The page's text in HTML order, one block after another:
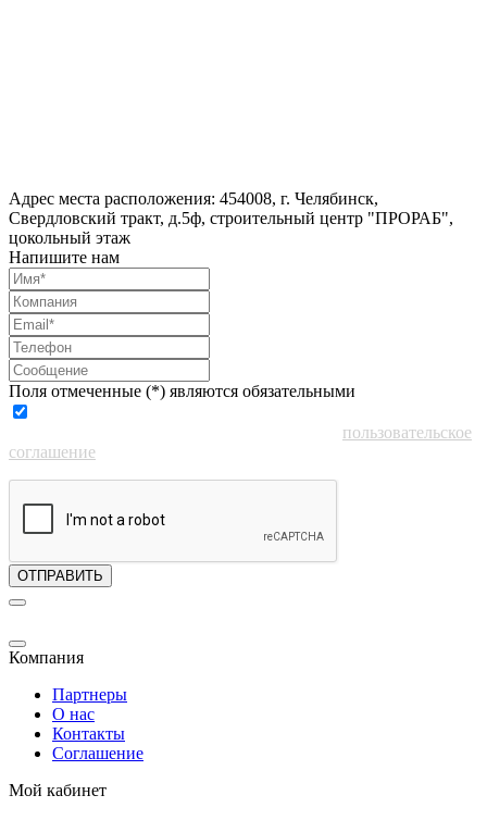
Адрес места расположения: 454008, г. Челябинск,
Свердловский тракт, д.5ф, строительный центр "ПРОРАБ",
цокольный этаж
Напишите нам
Поля отмеченные (*) являются обязательными
пользовательское
соглашение
ОТПРАВИТЬ
Компания
Партнеры
О нас
Контакты
Соглашение
Мой кабинет